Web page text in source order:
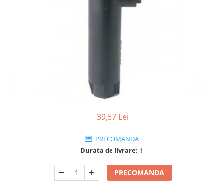
39,57 Lei
PRECOMANDA
Durata de livrare: 1
PRECOMANDA